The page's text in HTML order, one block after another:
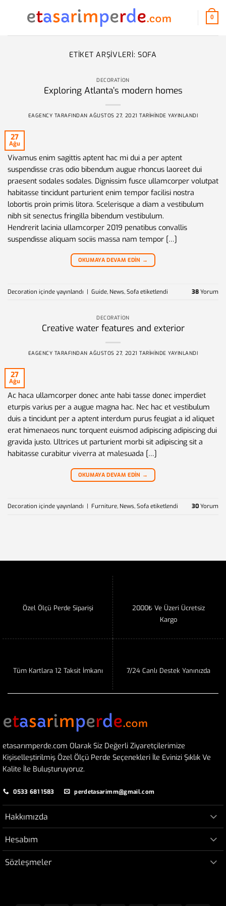
0
ETIKET ARŞIVLERI:SOFA
DECORATION
Exploring Atlanta’s modern homes
EAGENCY TARAFINDAN AĞUSTOS 27, 2021 TARIHINDE YAYINLANDI
27
Ağu
Vivamus enim sagittis aptent hac mi dui a per aptent
suspendisse cras odio bibendum augue rhoncus laoreet dui
praesent sodales sodales. Dignissim fusce ullamcorper volutpat
habitasse tincidunt parturient enim tempor facilisi nostra
lobortis proin primis litora. Scelerisque a diam a vestibulum
nibh sit senectus fringilla bibendum vestibulum.
Hendrerit lacinia ullamcorper 2019 penatibus convallis
suspendisse aliquam sociis massa nam tempor […]
OKUMAYA DEVAM EDIN →
Decoration içinde yayınlandı | Guide, News,Sofaetiketlendi 38Yorum
DECORATION
Creative water features and exterior
EAGENCY TARAFINDAN AĞUSTOS 27, 2021 TARIHINDE YAYINLANDI
27
Ağu
Ac haca ullamcorper donec ante habi tasse donec imperdiet
eturpis varius per a augue magna hac. Nec hac et vestibulum
duis a tincidunt per a aptent interdum purus feugiat a id aliquet
erat himenaeos nunc torquent euismod adipiscing adipiscing dui
gravida justo. Ultrices ut parturient morbi sit adipiscing sit a
habitasse curabitur viverra at malesuada […]
OKUMAYA DEVAM EDIN →
Decoration içinde yayınlandı | Furniture, News,Sofaetiketlendi 30Yorum
Özel Ölçü Perde Siparişi
2000₺ Ve Üzeri Ücretsiz
Kargo
Tüm Kartlara 12 Taksit İmkanı 7/24 Canlı Destek Yanınızda
etasarımperde.com Olarak Siz Değerli Ziyaretçilerimize
Kişiselleştirilmiş Özel Ölçü Perde Seçenekleri İle Evinizi Şıklık Ve
Kalite İle Buluşturuyoruz.
0533 681 1583 perdetasarimm@gmail.com
Hakkımızda
Hesabım
Sözleşmeler